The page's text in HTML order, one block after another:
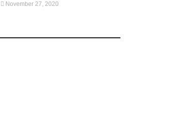
November 27, 2020